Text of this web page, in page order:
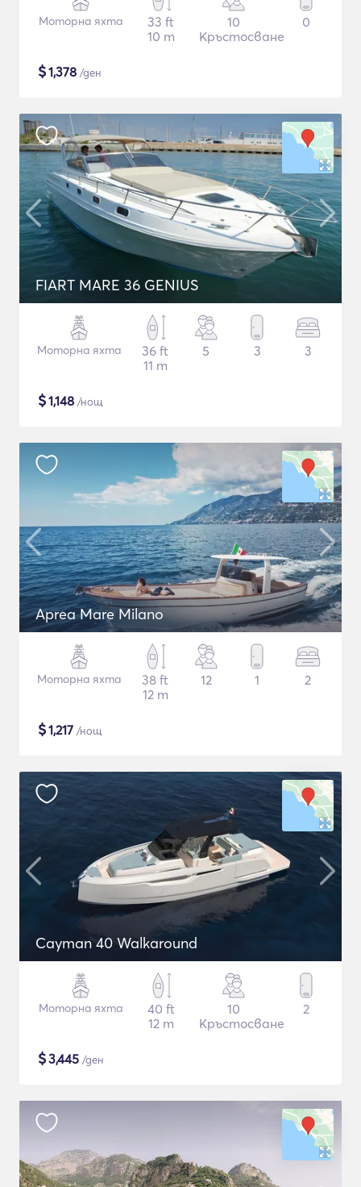
Моторна яхта
33 ft
10 m
10
Кръстосване
0
$1,378 /ден
FIART MARE 36 GENIUS
Моторна яхта
36 ft
11 m
5 3 3
$1,148 /нощ
Aprea Mare Milano
Моторна яхта
38 ft
12 m
12 1 2
$1,217 /нощ
Cayman 40 Walkaround
Моторна яхта
40 ft
12 m
10
Кръстосване
2
$3,445 /ден